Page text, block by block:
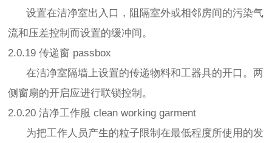
设置在洁净室出入口，阻隔室外或相邻房间的污染气
流和压差控制而设置的缓冲间。
2.0.19 传递窗 passbox
在洁净室隔墙上设置的传递物料和工器具的开口。两
侧窗扇的开启应进行联锁控制。
2.0.20 洁净工作服 clean working garment
为把工作人员产生的粒子限制在最低程度所使用的发